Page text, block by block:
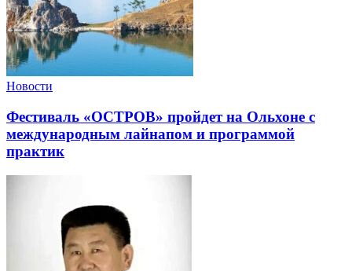
Новости
Фестиваль «ОСТРОВ» пройдет на Ольхоне с
международным лайнапом и программой
практик